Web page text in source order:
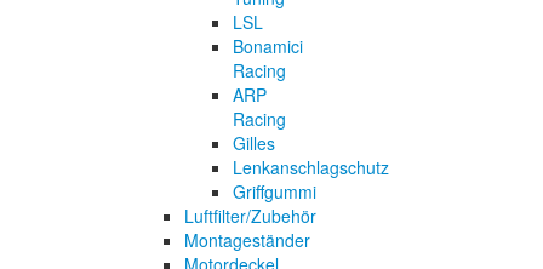
LSL
Bonamici
Racing
ARP
Racing
Gilles
Lenkanschlagschutz
Griffgummi
Luftfilter/Zubehör
Montageständer
Motordeckel